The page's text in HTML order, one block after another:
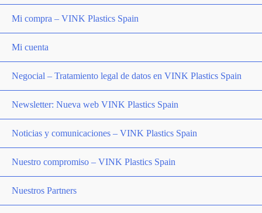
Mi compra – VINK Plastics Spain
Mi cuenta
Negocial – Tratamiento legal de datos en VINK Plastics Spain
Newsletter: Nueva web VINK Plastics Spain
Noticias y comunicaciones – VINK Plastics Spain
Nuestro compromiso – VINK Plastics Spain
Nuestros Partners